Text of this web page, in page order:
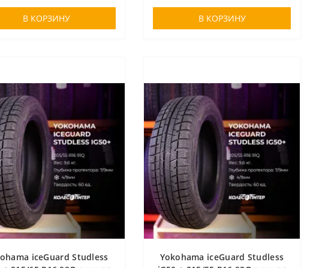
В КОРЗИНУ В КОРЗИНУ
iceGuard Studless
Yokohama iceGuard Studless